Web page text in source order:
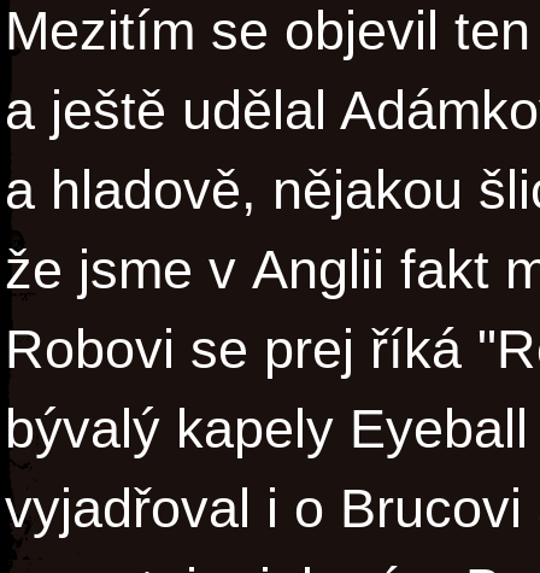
Mezitím se objevil
a ještě udělal
a hladově, nějakou
že jsme v Anglii fakt
Robovi se prej říká
bývalý kapely
vyjadřoval i o